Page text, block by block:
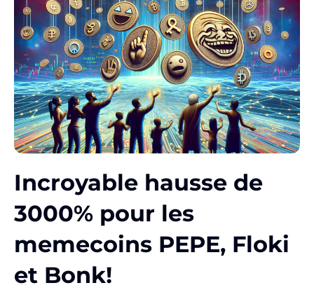
Incroyable hausse de
3000% pour les
memecoins PEPE, Floki
et Bonk!